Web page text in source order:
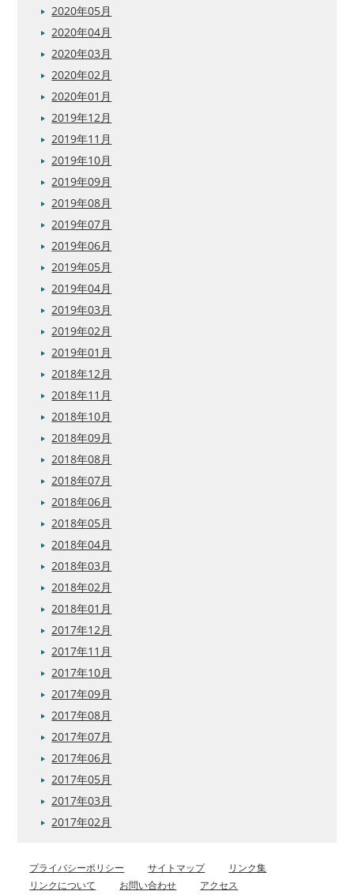
2020年05月
2020年04月
2020年03月
2020年02月
2020年01月
2019年12月
2019年11月
2019年10月
2019年09月
2019年08月
2019年07月
2019年06月
2019年05月
2019年04月
2019年03月
2019年02月
2019年01月
2018年12月
2018年11月
2018年10月
2018年09月
2018年08月
2018年07月
2018年06月
2018年05月
2018年04月
2018年03月
2018年02月
2018年01月
2017年12月
2017年11月
2017年10月
2017年09月
2017年08月
2017年07月
2017年06月
2017年05月
2017年03月
2017年02月
プライバシーポリシー サイトマップ
リンク集
リンクについて
お問い合わせ アクセス